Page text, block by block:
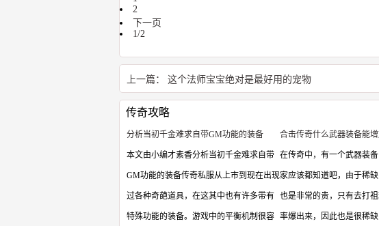
2
下一页
1/2
上一篇： 这个法师宝宝绝对是最好用的宠物
传奇攻略
分析当初千金难求自带GM功能的装备
本文由小编才素香分析当初千金难求自带
GM功能的装备传奇私服从上市到现在出现
过各种奇葩道具，在这其中也有许多带有
特殊功能的装备。游戏中的平衡机制很容
合击传奇什么武器装备能
在传奇中，有一个武器装
家应该都知道吧，由于稀
也是非常的贵，只有去打
率爆出来，因此也是很稀缺